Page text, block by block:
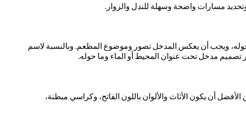
مسارات واضحة وسهلة للندل والزوار.
دخوله، ويجب أن يعكس المدخل تصور وموضوع المطعم. وبالنسبة لاسم
تصميم مدخل تحت عنوان المحيط أو الماء وما حوله.
أن يكون الأثاث والألوان باللون الفاتح، وكراسي مبطنة،